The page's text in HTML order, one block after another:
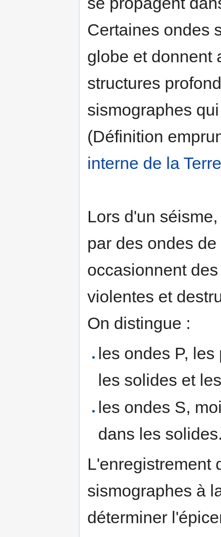
Certaines ondes
globe et donnent
structures
sismographes
(Définition
interne de la Terre
Lors d'un
par des ondes
occasionnent
violentes et
On distingue :
les ondes P,
les solides et
les ondes S,
dans les
L'enregistrement
sismographes à
déterminer